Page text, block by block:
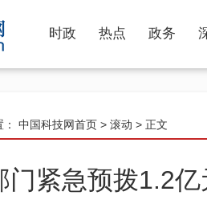
时政 热点 政务
中国科技网首页 > 滚动 > 正文
门紧急预拨1.2